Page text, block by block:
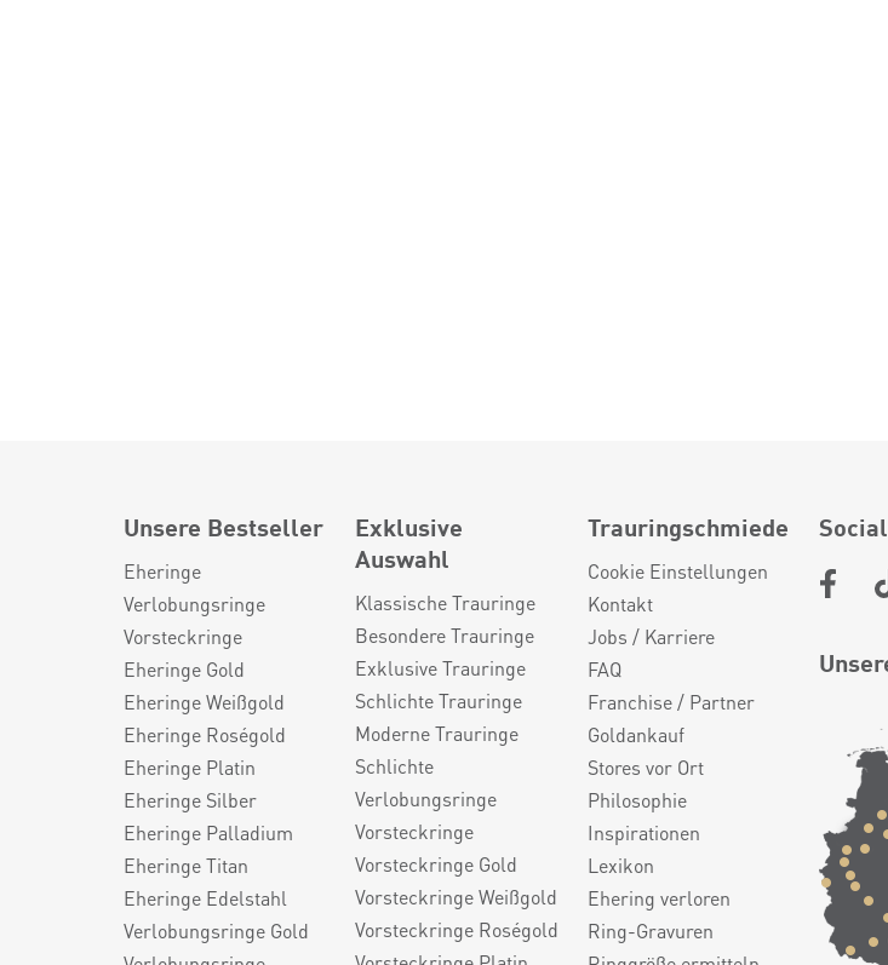
Unsere Bestseller
Eheringe
Verlobungsringe
Vorsteckringe
Eheringe Gold
Eheringe Weißgold
Eheringe Roségold
Eheringe Platin
Eheringe Silber
Eheringe Palladium
Eheringe Titan
Eheringe Edelstahl
Verlobungsringe Gold
Exklusive
Auswahl
Klassische Trauringe
Besondere Trauringe
Exklusive Trauringe
Schlichte Trauringe
Moderne Trauringe
Schlichte
Verlobungsringe
Vorsteckringe
Vorsteckringe Gold
Vorsteckringe Weißgold
Vorsteckringe Roségold
Trauringschmiede
Cookie Einstellungen
Kontakt
Jobs / Karriere
FAQ
Franchise / Partner
Goldankauf
Stores vor Ort
Philosophie
Inspirationen
Lexikon
Ehering verloren
Ring-Gravuren